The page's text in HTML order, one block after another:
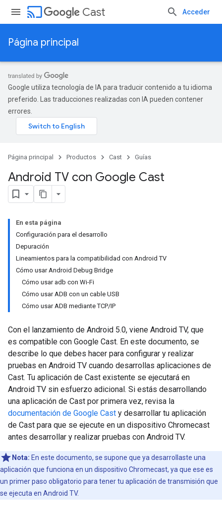
cast Cast Acceder
Página principal
Google utiliza tecnología de IA para traducir contenido a tu idioma
preferido. Las traducciones realizadas con IA pueden contener
errores.
Página principal Productos Cast Guías
Android TV con Google Cast
En esta página
Configuración para el desarrollo
Depuración
Lineamientos para la compatibilidad con Android TV
Cómo usar Android Debug Bridge
Cómo usar adb con Wi-Fi
Cómo usar ADB con un cable USB
Cómo usar ADB mediante TCP/IP
Con el lanzamiento de Android 5.0, viene Android TV, que
es compatible con Google Cast. En este documento, se
describe lo que debes hacer para configurar y realizar
pruebas en Android TV cuando desarrollas aplicaciones de
Cast. Tu aplicación de Cast existente se ejecutará en
Android TV sin esfuerzo adicional. Si estás desarrollando
una aplicación de Cast por primera vez, revisa la
documentación de Google Cast y desarrollar tu aplicación
de Cast para que se ejecute en un dispositivo Chromecast
antes desarrollar y realizar pruebas con Android TV.
Nota: En este documento, se supone que ya desarrollaste una
aplicación que funciona en un dispositivo Chromecast, ya que ese es
un primer paso obligatorio para tener tu aplicación de transmisión que
se ejecuta en Android TV.